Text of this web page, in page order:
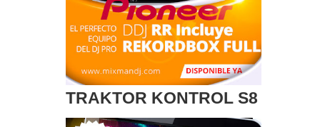
TRAKTOR KONTROL S8